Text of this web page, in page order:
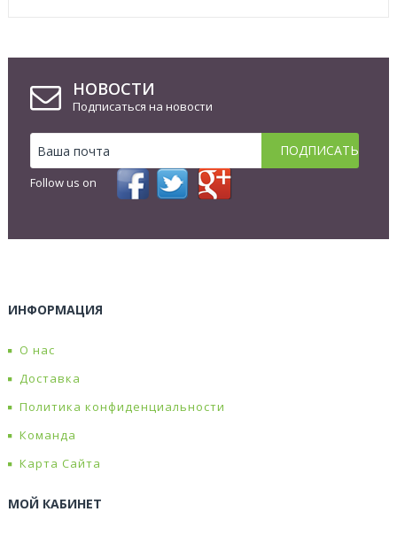
НОВОСТИ
Подписаться на новости
Follow us on
ИНФОРМАЦИЯ
О нас
Доставка
Политика конфиденциальности
Команда
Карта Сайта
МОЙ КАБИНЕТ